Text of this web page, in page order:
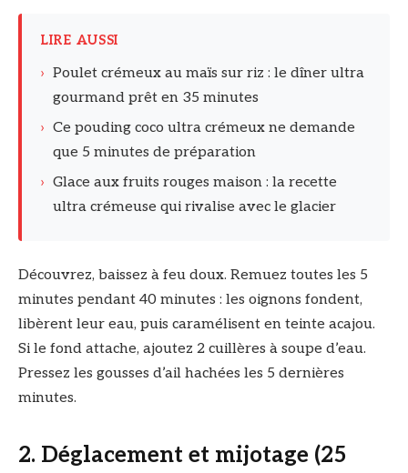
LIRE AUSSI
› Poulet crémeux au maïs sur riz : le dîner ultra
gourmand prêt en 35 minutes
› Ce pouding coco ultra crémeux ne demande
que 5 minutes de préparation
› Glace aux fruits rouges maison : la recette
ultra crémeuse qui rivalise avec le glacier
Découvrez, baissez à feu doux. Remuez toutes les 5
minutes pendant 40 minutes : les oignons fondent,
libèrent leur eau, puis caramélisent en teinte acajou.
Si le fond attache, ajoutez 2 cuillères à soupe d’eau.
Pressez les gousses d’ail hachées les 5 dernières
minutes.
2. Déglacement et mijotage (25